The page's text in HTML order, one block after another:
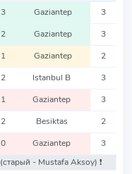
3 Gaziantep 3
2 Gaziantep 3
1 Gaziantep 2
2 Istanbul B 3
1 Gaziantep 3
2 Besiktas 2
0 Gaziantep
3
(старый - Mustafa Aksoy) ❗️